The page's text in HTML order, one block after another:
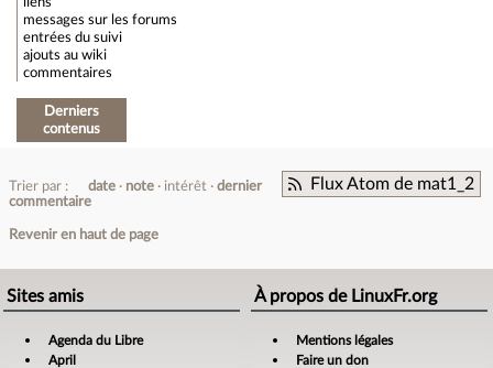
messages sur les forums
entrées du suivi
ajouts au wiki
commentaires
Derniers
contenus
Flux Atom de mat1_2
Trier par : date note intérêt
dernier
commentaire
Revenir en haut de page
Sites amis
Agenda du Libre
April
À propos de LinuxFr.org
Mentions légales
Faire un don